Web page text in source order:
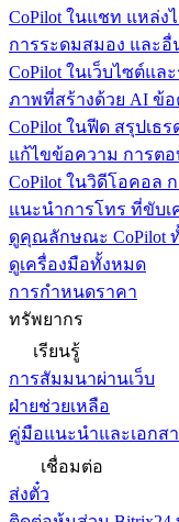
CoPilot ในแชท แหล่ง
การระดมสมอง และอื่
CoPilot ในเว็บไซต์แล
ภาพที่สร้างด้วย AI ข้
CoPilot ในฟีด สรุปเธ
แก้ไขข้อความ การต
CoPilot ในวิดีโอคอล
แนะนำการโทร ที่ขับเ
ดูคุณลักษณะ CoPilot
ดูเครื่องมือทั้งหมด
การกำหนดราคา
ทรัพยากร
เรียนรู้
การสัมมนาผ่านเว็บ
ฝ่ายช่วยเหลือ
คู่มือแนะนำและเอกส
เชื่อมต่อ
ส่งตั๋ว